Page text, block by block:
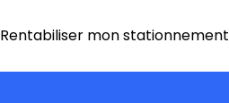
Rentabiliser mon stationnement